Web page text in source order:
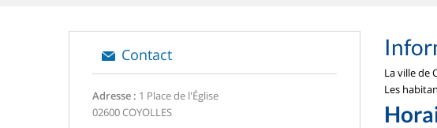
Contact
Adresse : 1 Place de l'Église
02600 COYOLLES
La ville de
Les